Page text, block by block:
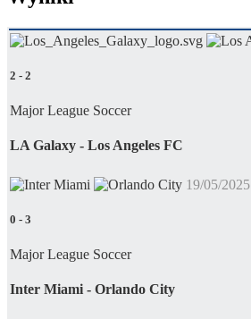
2 - 2
Major League Soccer
LA Galaxy - Los Angeles FC
19/05/2025
0 - 3
Major League Soccer
Inter Miami - Orlando City